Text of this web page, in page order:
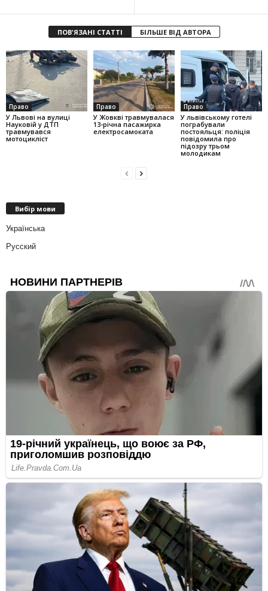
ПОВ'ЯЗАНІ СТАТТІ БІЛЬШЕ ВІД АВТОРА
Право
У Львові на вулиці
Науковій у ДТП
травмувався
мотоцикліст
Право
У Жовкві травмувалася
13-річна пасажирка
електросамоката
Право
У львівському готелі
пограбували
постояльця: поліція
повідомила про
підозру трьом
молодикам
Вибір мови
Українська
Русский